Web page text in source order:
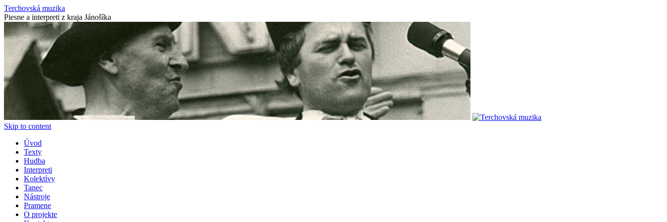
Terchovská muzika
Piesne a interpreti z kraja Jánošíka
Skip to content
Úvod
Texty
Hudba
Interpreti
Kolektívy
Tanec
Nástroje
Pramene
O projekte